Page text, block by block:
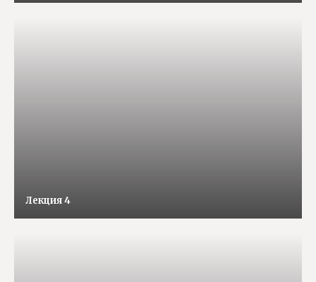
Лекция 4